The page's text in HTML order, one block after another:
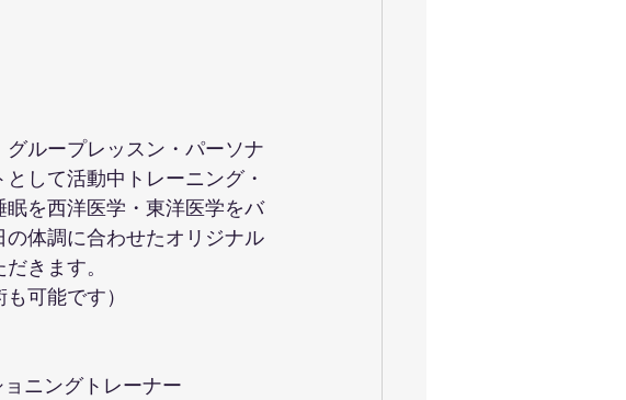
ループレッスン・パーソナ
して活動中トレーニング・
を西洋医学・東洋医学をバ
体調に合わせたオリジナル
きます。
可能です）
ョニングトレーナー